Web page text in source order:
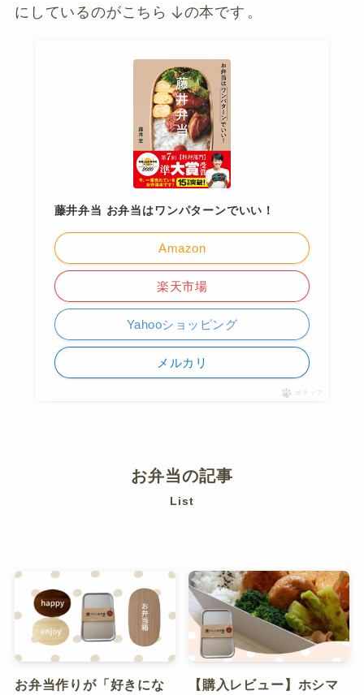
にしているのがこちら の本です 。
藤井弁当 お弁当はワンパターンでいい！
Amazon
楽天市場
Yahooショッピング
メルカリ
ポチップ
お弁当の記事
List
お弁当作りが「好きにな
【購入レビュー】ホシマ